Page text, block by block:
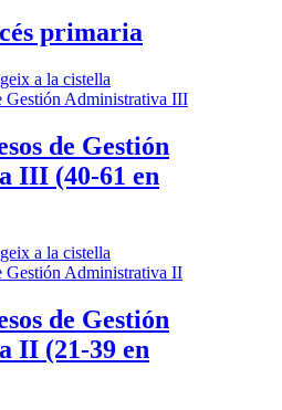
primaria
a la cistella
de Gestión
III (40-61 en
a la cistella
de Gestión
II (21-39 en